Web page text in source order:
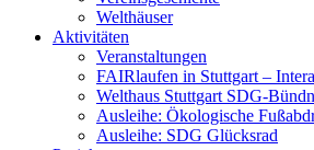
Welthäuser
Aktivitäten
Veranstaltungen
FAIRlaufen in Stuttgart –
Welthaus Stuttgart SDG-
Ausleihe: Ökologische
Ausleihe: SDG Glücksrad